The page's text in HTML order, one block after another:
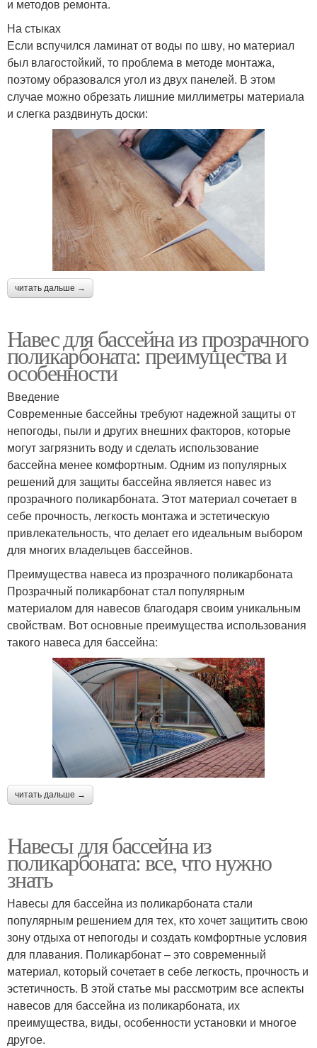
и методов ремонта.
На стыках
Если вспучился ламинат от воды по шву, но материал
был влагостойкий, то проблема в методе монтажа,
поэтому образовался угол из двух панелей. В этом
случае можно обрезать лишние миллиметры материала
и слегка раздвинуть доски:
читать дальше →
Навес для бассейна из прозрачного
поликарбоната: преимущества и
особенности
Введение
Современные бассейны требуют надежной защиты от
непогоды, пыли и других внешних факторов, которые
могут загрязнить воду и сделать использование
бассейна менее комфортным. Одним из популярных
решений для защиты бассейна является навес из
прозрачного поликарбоната. Этот материал сочетает в
себе прочность, легкость монтажа и эстетическую
привлекательность, что делает его идеальным выбором
для многих владельцев бассейнов.
Преимущества навеса из прозрачного поликарбоната
Прозрачный поликарбонат стал популярным
материалом для навесов благодаря своим уникальным
свойствам. Вот основные преимущества использования
такого навеса для бассейна:
читать дальше →
Навесы для бассейна из
поликарбоната: все, что нужно
знать
Навесы для бассейна из поликарбоната стали
популярным решением для тех, кто хочет защитить свою
зону отдыха от непогоды и создать комфортные условия
для плавания. Поликарбонат – это современный
материал, который сочетает в себе легкость, прочность и
эстетичность. В этой статье мы рассмотрим все аспекты
навесов для бассейна из поликарбоната, их
преимущества, виды, особенности установки и многое
другое.